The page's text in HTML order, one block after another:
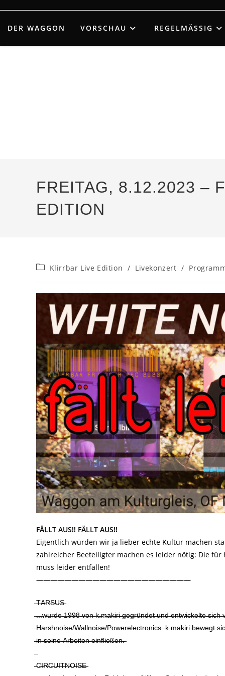
springen
DER WAGGON VORSCHAU REGELMÄSSIG
FREITAG, 8.12.2023 –
EDITION
Beitrags-
Klirrbar Live Edition / Livekonzert /
FÄLLT AUS!! FÄLLT AUS!!
Eigentlich würden wir ja lieber echte Kultur machen
zahlreicher Beeteiligter machen es leider nötig: Die
muss leider entfallen!
——————————————————————
̶T̶A̶R̶S̶U̶S̶
̶.̶.̶.̶w̶u̶r̶d̶e̶ ̶1̶9̶9̶8̶ ̶v̶o̶n̶ ̶k̶.̶m̶a̶k̶i̶r̶i̶ ̶g̶e̶g̶r̶ü̶n̶d̶e̶t̶ ̶u̶n̶d̶ ̶e̶n̶t̶w̶i̶c̶k̶e̶l̶t̶e̶
̶H̶a̶r̶s̶h̶n̶o̶i̶s̶e̶/̶W̶a̶l̶l̶n̶o̶i̶s̶e̶/̶P̶o̶w̶e̶r̶e̶l̶e̶c̶t̶r̶o̶n̶i̶c̶s̶.̶ ̶k̶.̶m̶a̶k̶i̶r̶i̶ ̶b̶e̶w̶e̶g̶t̶
̶i̶n̶ ̶s̶e̶i̶n̶e̶ ̶A̶r̶b̶e̶i̶t̶e̶n̶ ̶e̶i̶n̶f̶l̶i̶e̶ß̶e̶n̶.̶
̶C̶I̶R̶C̶U̶I̶T̶N̶O̶I̶S̶E̶